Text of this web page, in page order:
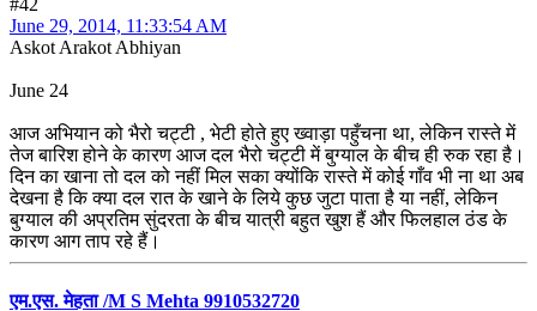
#42
June 29, 2014, 11:33:54 AM
Askot Arakot Abhiyan
June 24
आज अभियान को भैरो चट्टी , भेटी होते हुए ख्वाड़ा पहुँचना था, लेकिन रास्ते में
तेज बारिश होने के कारण आज दल भैरो चट्टी में बुग्याल के बीच ही रुक रहा है।
दिन का खाना तो दल को नहीं मिल सका क्योंकि रास्ते में कोई गाँव भी ना था अब
देखना है कि क्या दल रात के खाने के लिये कुछ जुटा पाता है या नहीं, लेकिन
बुग्याल की अप्रतिम सुंदरता के बीच यात्री बहुत खुश हैं और फिलहाल ठंड के
कारण आग ताप रहे हैं।
एम.एस. मेहता /M S Mehta 9910532720